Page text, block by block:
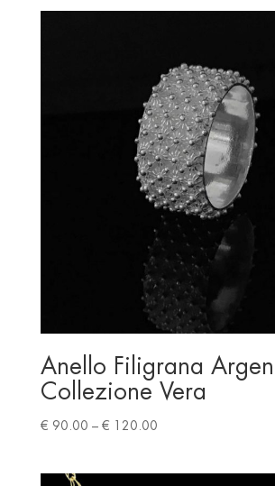
Anello Filigrana
Collezione Vera
€ 90.00 – € 120.00Price